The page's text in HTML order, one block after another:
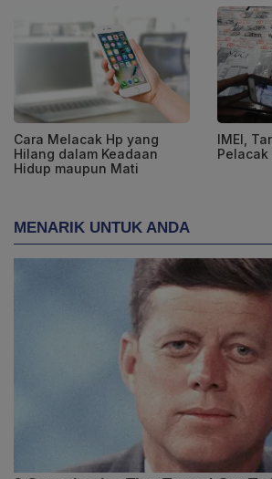
Cara Melacak Hp yang
Hilang dalam Keadaan
Hidup maupun Mati
IMEI,
Pelacak